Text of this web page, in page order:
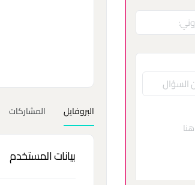
البروفايل المشاركات
بيانات المستخدم